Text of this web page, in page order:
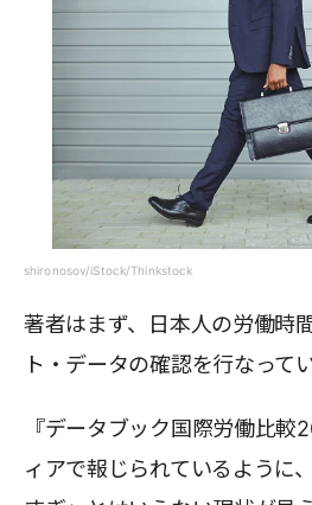
shironosov/iStock/Thinkstock
著者はまず、日本人の労働時
ト・データの確認を行なってい
『データブック国際労働比較
ィアで報じられているように